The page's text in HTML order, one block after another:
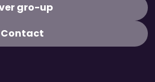
gro-up
Contact